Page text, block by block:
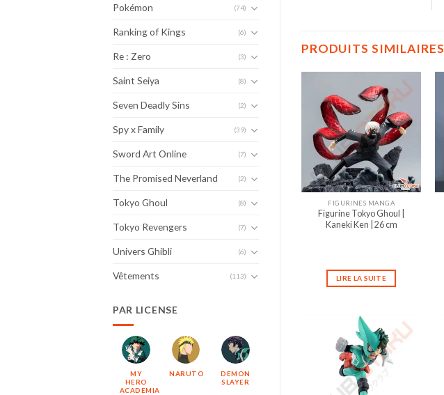
Pokémon (74)
Ranking of Kings (6)
Re : Zero (3)
Saint Seiya (8)
Seven Deadly Sins (2)
Spy x Family (39)
Sword Art Online (7)
The Promised Neverland (2)
Tokyo Ghoul (8)
Tokyo Revengers (7)
Univers Ghibli (6)
Vêtements (113)
PAR LICENSE
MY
HERO
ACADEMIA
NARUTO
DEMON
SLAYER
PRODUITS SIMILAIRES
FIGURINES MANGA
Figurine Tokyo Ghoul |
Kaneki Ken | 26 cm
LIRE LA SUITE